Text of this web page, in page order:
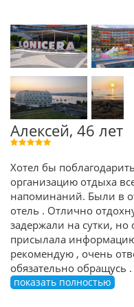
Алексей, 46 лет
Хотел бы
организацию отдыха
напоминаний. Были в
отель . Отлично
задержали на сутки,
присылала
рекомендую , очень
обязательно обращусь
показать полностью